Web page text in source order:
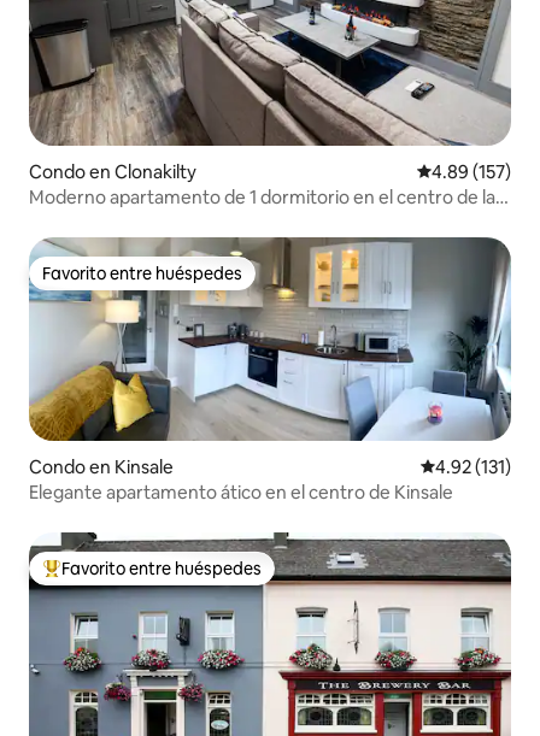
Condo en Clonakilty Calificación
4.89 (157)
Moderno apartamento de 1 dormitorio en el centro de la
Favorito entre huéspedes
Favorito entre huéspedes
Condo en Kinsale Calificación
4.92 (131)
Elegante apartamento ático en el centro de Kinsale
Favorito entre huéspedes preferido
Favorito entre huéspedes